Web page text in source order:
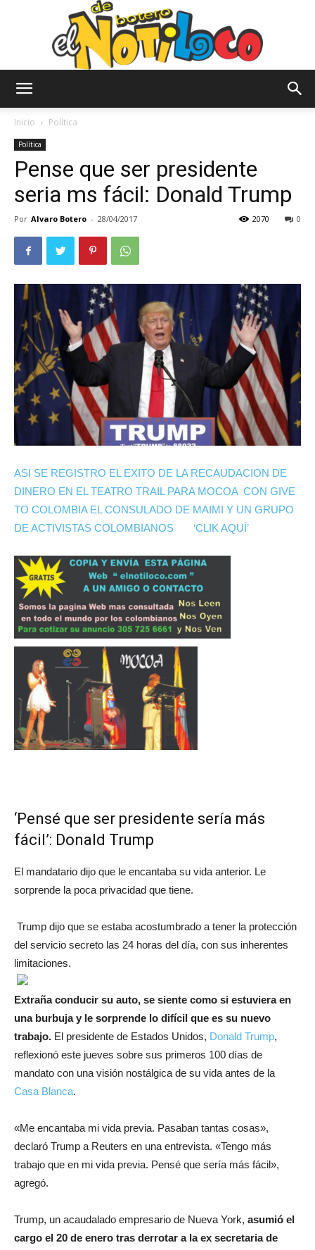
Notiloco
Inicio Política
Política
Pense que ser presidente
seria ms fácil: Donald Trump
Por Alvaro Botero - 28/04/2017 0
2070
ASI SE REGISTRO EL EXITO DE LA RECAUDACION DE
DINERO EN EL TEATRO TRAIL PARA MOCOA CON GIVE
TO COLOMBIA EL CONSULADO DE MAIMI Y UN GRUPO
DE ACTIVISTAS COLOMBIANOS ‘CLIK AQUÍ’
‘Pensé que ser presidente sería más
fácil’: Donald Trump
El mandatario dijo que le encantaba su vida anterior. Le
sorprende la poca privacidad que tiene.
Trump dijo que se estaba acostumbrado a tener la protección
del servicio secreto las 24 horas del día, con sus inherentes
limitaciones.
Extraña conducir su auto, se siente como si estuviera en
una burbuja y le sorprende lo difícil que es su nuevo
trabajo. El presidente de Estados Unidos, Donald Trump,
reflexionó este jueves sobre sus primeros 100 días de
mandato con una visión nostálgica de su vida antes de la
Casa Blanca.
«Me encantaba mi vida previa. Pasaban tantas cosas»,
declaró Trump a Reuters en una entrevista. «Tengo más
trabajo que en mi vida previa. Pensé que sería más fácil»,
agregó.
Trump, un acaudalado empresario de Nueva York, asumió el
cargo el 20 de enero tras derrotar a la ex secretaria de